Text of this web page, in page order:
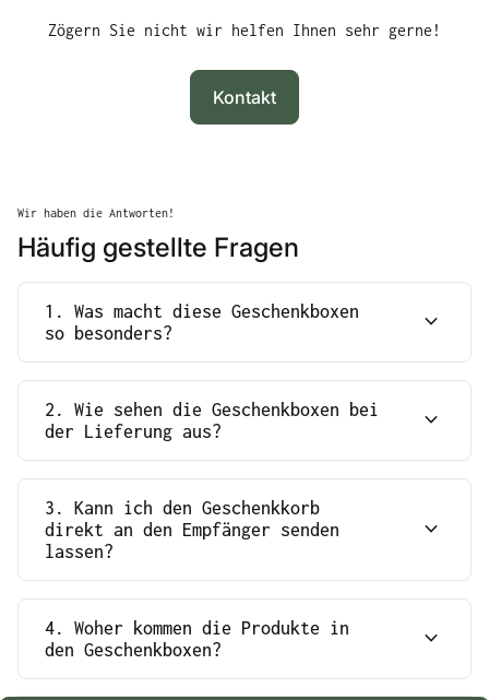
Zögern Sie nicht wir helfen Ihnen sehr gerne!
Kontakt
Wir haben die Antworten!
Häufig gestellte Fragen
1. Was macht diese Geschenkboxen
so besonders?
expand_more
2. Wie sehen die Geschenkboxen bei
der Lieferung aus?
expand_more
3. Kann ich den Geschenkkorb
direkt an den Empfänger senden
lassen?
expand_more
4. Woher kommen die Produkte in
den Geschenkboxen?
expand_more